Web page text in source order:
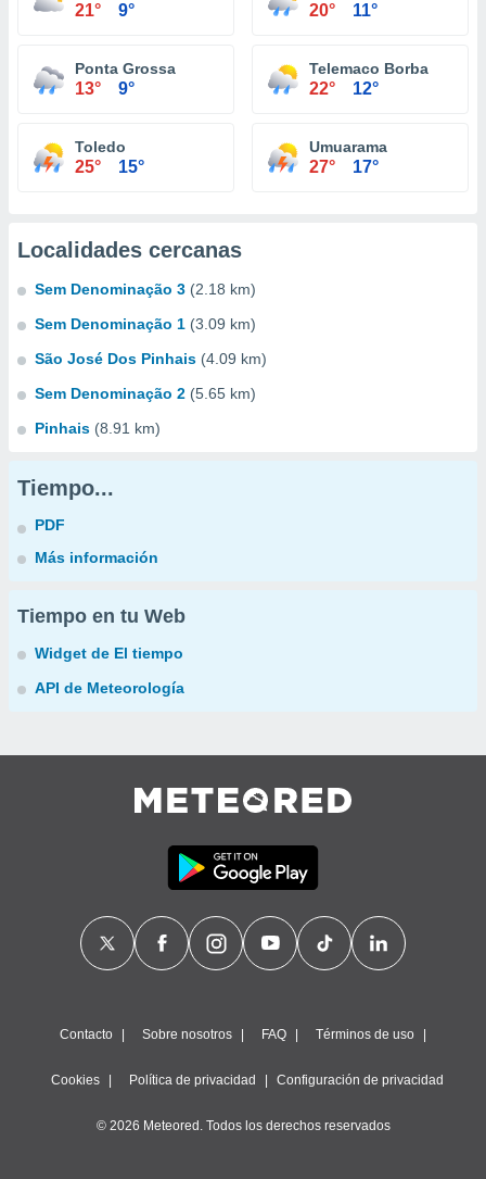
21° 9° 20° 11°
Ponta Grossa
13° 9°
Telemaco Borba
22° 12°
Toledo
25° 15°
Umuarama
27° 17°
Localidades cercanas
Sem Denominação 3 (2.18 km)
Sem Denominação 1 (3.09 km)
São José Dos Pinhais (4.09 km)
Sem Denominação 2 (5.65 km)
Pinhais (8.91 km)
Tiempo...
PDF
Más información
Tiempo en tu Web
Widget de El tiempo
API de Meteorología
Contacto Sobre nosotros FAQ Términos de uso
Cookies Política de privacidad Configuración de privacidad
© 2026 Meteored. Todos los derechos reservados